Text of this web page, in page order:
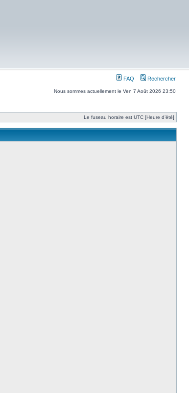
FAQ Rechercher
Nous sommes actuellement le Ven 7 Août 2026 23:50
Le fuseau horaire est UTC [Heure d’été]